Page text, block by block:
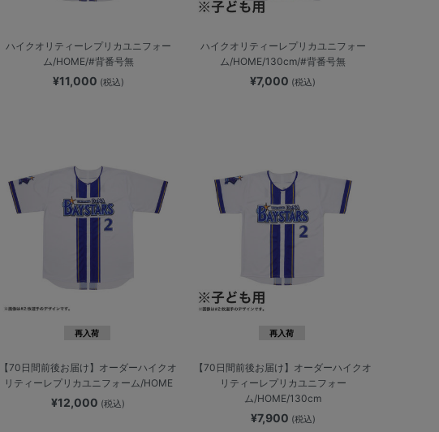
ハイクオリティーレプリカユニフォー
ム/HOME/#背番号無
¥11,000 (税込)
ハイクオリティーレプリカユニフォー
ム/HOME/130cm/#背番号無
¥7,000 (税込)
再入荷
【70日間前後お届け】オーダーハイクオ
リティーレプリカユニフォーム/HOME
¥12,000 (税込)
再入荷
【70日間前後お届け】オーダーハイクオ
リティーレプリカユニフォー
ム/HOME/130cm
¥7,900 (税込)